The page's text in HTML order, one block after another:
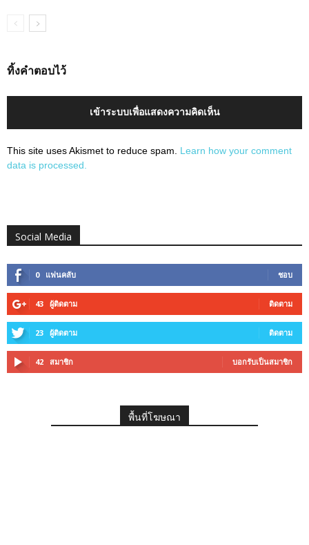
ทิ้งคำตอบไว้
เข้าระบบเพื่อแสดงความคิดเห็น
This site uses Akismet to reduce spam. Learn how your comment
data is processed.
Social Media
0 แฟนคลับ ชอบ
43 ผู้ติดตาม ติดตาม
23 ผู้ติดตาม ติดตาม
42 สมาชิก บอกรับเป็นสมาชิก
พื้นที่โฆษณา